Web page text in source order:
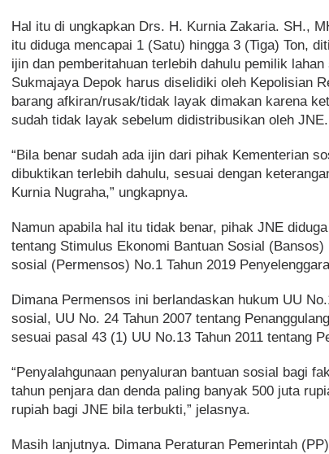
Hal itu di ungkapkan Drs. H. Kurnia Zakaria. SH.,
itu diduga mencapai 1 (Satu) hingga 3 (Tiga) Ton,
ijin dan pemberitahuan terlebih dahulu pemilik
Sukmajaya Depok harus diselidiki oleh Kepolisian
barang afkiran/rusak/tidak layak dimakan karena
sudah tidak layak sebelum didistribusikan oleh JNE.
“Bila benar sudah ada ijin dari pihak Kementerian
dibuktikan terlebih dahulu, sesuai dengan
Kurnia Nugraha,” ungkapnya.
Namun apabila hal itu tidak benar, pihak JNE
tentang Stimulus Ekonomi Bantuan Sosial
sosial (Permensos) No.1 Tahun 2019
Dimana Permensos ini berlandaskan hukum UU
sosial, UU No. 24 Tahun 2007 tentang
sesuai pasal 43 (1) UU No.13 Tahun 2011 tentang
“Penyalahgunaan penyaluran bantuan sosial bagi
tahun penjara dan denda paling banyak 500 juta
rupiah bagi JNE bila terbukti,” jelasnya.
Masih lanjutnya. Dimana Peraturan Pemerintah